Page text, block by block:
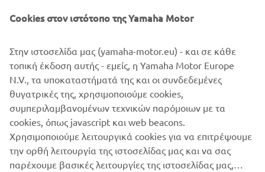
accessible with a B-license, the Tricity 125 and the more
move!
LOVE THE WAY I MOVE
Cookies στον ιστότοπο της Yamaha Motor
Στην ιστοσελίδα μας (yamaha-motor.eu) - και σε κάθε
τοπική έκδοση αυτής - εμείς, η Yamaha Motor Europe
N.V., τα υποκαταστήματά της και οι συνδεδεμένες
θυγατρικές της, χρησιμοποιούμε cookies,
συμπεριλαμβανομένων τεχνικών παρόμοιων με τα
cookies, όπως javascript και web beacons.
Χρησιμοποιούμε λειτουργικά cookies για να επιτρέψουμε
την ορθή λειτουργία της ιστοσελίδας μας και να σας
παρέχουμε βασικές λειτουργίες της ιστοσελίδας μας,